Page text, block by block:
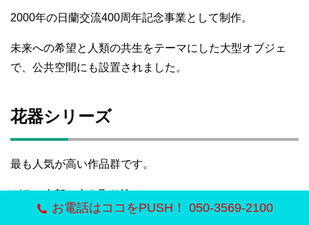
2000年の日蘭交流400周年記念事業として制作。
未来への希望と人類の共生をテーマにした大型オブジェ
で、公共空間にも設置されました。
花器シリーズ
最も人気が高い作品群です。
ガラス内部へ土を取り込み、
お電話はココをPUSH！ 050-3569-2100